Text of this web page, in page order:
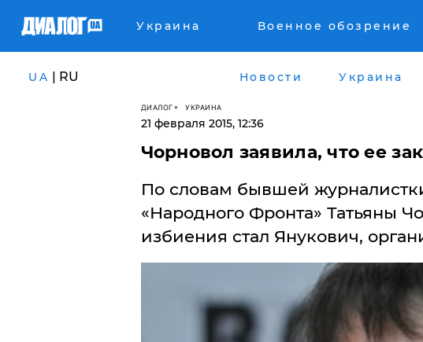
Украина Военное обозрение
UA | RU Новости Украина
ДИАЛОГ УКРАИНА
21 февраля 2015, 12:36
Чорновол заявила, что ее
По словам бывшей
«Народного Фронта» Татьяны
избиения стал Янукович,